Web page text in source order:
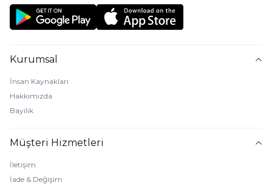
Kurumsal
İnsan Kaynakları
Hakkımızda
Bayilik
Müşteri Hizmetleri
İletişim
İade & Değişim